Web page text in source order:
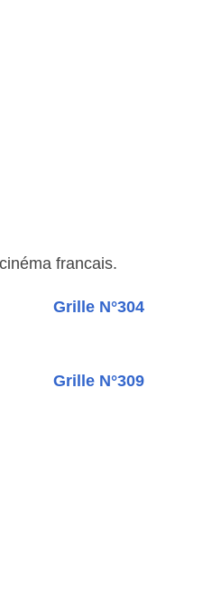
francais.
Grille N°304
Grille N°309